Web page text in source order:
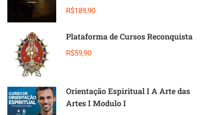
R$189,90
Plataforma de Cursos Reconquista
R$59,90
Orientação Espiritual I A Arte das
Artes I Modulo I